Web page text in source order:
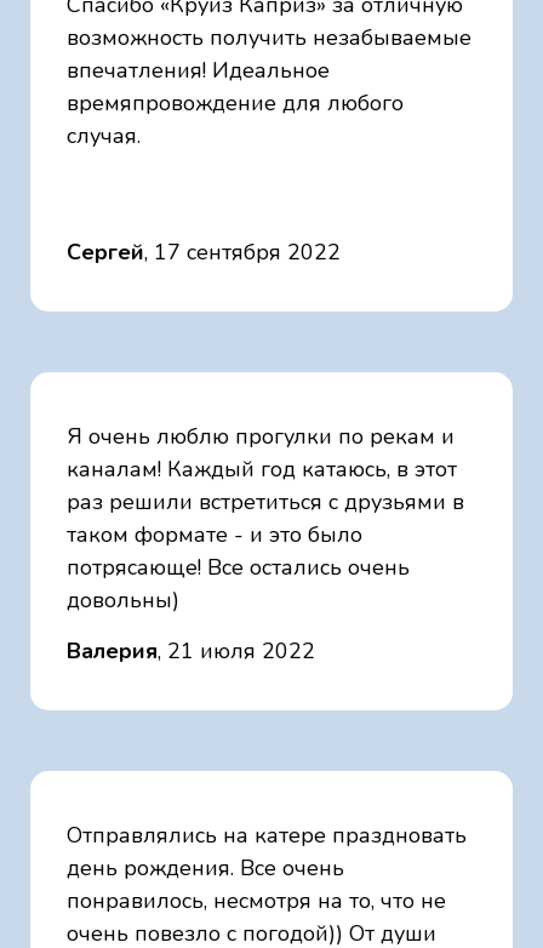
возможность получить незабываемые
впечатления! Идеальное
времяпровождение для любого
случая.
Сергей, 17 сентября 2022
Я очень люблю прогулки по рекам и
каналам! Каждый год катаюсь, в этот
раз решили встретиться с друзьями в
таком формате - и это было
потрясающе! Все остались очень
довольны)
Валерия, 21 июля 2022
Отправлялись на катере праздновать
день рождения. Все очень
понравилось, несмотря на то, что не
очень повезло с погодой)) От души